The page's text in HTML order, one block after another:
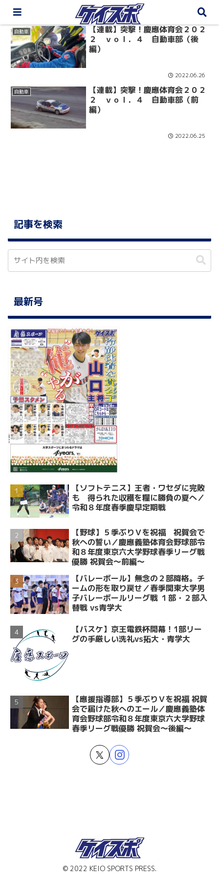
自動車
【連載】突撃！慶應体育会２０２
２ ｖｏｌ．４ 自動車部（後
編）
2022.06.26
自動車
【連載】突撃！慶應体育会２０２
２ ｖｏｌ．４ 自動車部（前
編）
2022.06.25
記事を検索
最新号
【ソフトテニス】王者・ワセダに完敗
も 得られた収穫を糧に勝負の夏へ／
令和８年度春季慶早定期戦
【野球】５季ぶりＶを祝福 祝賀会で
秋への誓い／慶應義塾体育会野球部令
和８年度東京六大学野球春季リーグ戦
優勝 祝賀会～前編～
【バレーボール】無念の２部降格。チ
ームの形を取り戻せ／春季関東大学男
子バレーボールリーグ戦 １部・２部入
替戦 vs青学大
【バスケ】京王電鉄杯開幕！1部リー
グの手厳しい洗礼vs拓大・青学大
【應援指導部】５季ぶりＶを祝福 祝賀
会で届けた秋へのエール／慶應義塾体
育会野球部令和８年度東京六大学野球
春季リーグ戦優勝 祝賀会～後編～
© 2022 KEIO SPORTS PRESS.